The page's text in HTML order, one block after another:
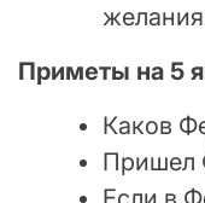
Приметы на 5
Каков
Пришел